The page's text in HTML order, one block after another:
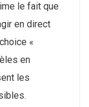
le fait que
en direct
«
en
les